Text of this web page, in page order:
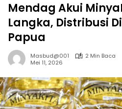
Mendag Akui
Langka, Distribusi
Papua
Masbud@001
2 Min Baca
Mei 11, 2026